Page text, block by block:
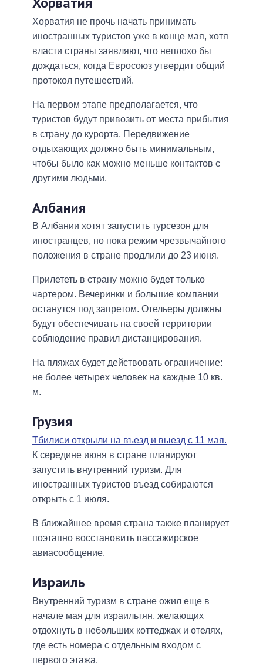
Хорватия не прочь начать принимать
иностранных туристов уже в конце мая, хотя
власти страны заявляют, что неплохо бы
дождаться, когда Евросоюз утвердит общий
протокол путешествий.
На первом этапе предполагается, что
туристов будут привозить от места прибытия
в страну до курорта. Передвижение
отдыхающих должно быть минимальным,
чтобы было как можно меньше контактов с
другими людьми.
Албания
В Албании хотят запустить турсезон для
иностранцев, но пока режим чрезвычайного
положения в стране продлили до 23 июня.
Прилететь в страну можно будет только
чартером. Вечеринки и большие компании
останутся под запретом. Отельеры должны
будут обеспечивать на своей территории
соблюдение правил дистанцирования.
На пляжах будет действовать ограничение:
не более четырех человек на каждые 10 кв.
м.
Грузия
Тбилиси открыли на въезд и выезд с 11 мая.
К середине июня в стране планируют
запустить внутренний туризм. Для
иностранных туристов въезд собираются
открыть с 1 июля.
В ближайшее время страна также планирует
поэтапно восстановить пассажирское
авиасообщение.
Израиль
Внутренний туризм в стране ожил еще в
начале мая для израильтян, желающих
отдохнуть в небольших коттеджах и отелях,
где есть номера с отдельным входом с
первого этажа.